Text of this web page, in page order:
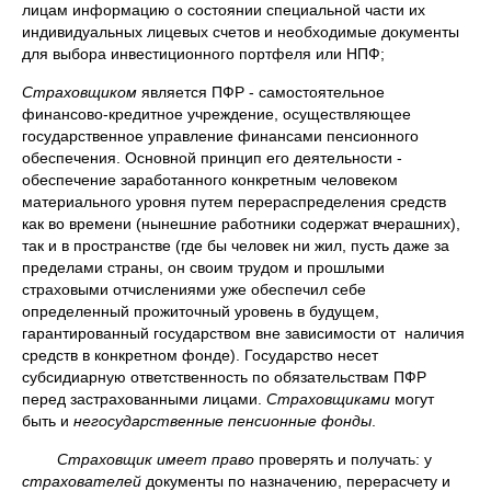
лицам информацию о состоянии специальной части их
индивидуальных лицевых счетов и необходимые документы
для выбора инвестиционного портфеля или НПФ;
Страховщиком является ПФР - самостоятельное
финансово-кредитное учреждение, осуществляющее
государственное управление финансами пенсионного
обеспечения. Основной принцип его деятельности -
обеспечение заработанного конкретным человеком
материального уровня путем перераспределения средств
как во времени (нынешние работники содержат вчерашних),
так и в пространстве (где бы человек ни жил, пусть даже за
пределами страны, он своим трудом и прошлыми
страховыми отчислениями уже обеспечил себе
определенный прожиточный уровень в будущем,
гарантированный государством вне зависимости от наличия
средств в конкретном фонде). Государство несет
субсидиарную ответственность по обязательствам ПФР
перед застрахованными лицами. Страховщиками могут
быть и негосударственные пенсионные фонды
Страховщик имеет право проверять и получать: у
страхователей документы по назначению, перерасчету и